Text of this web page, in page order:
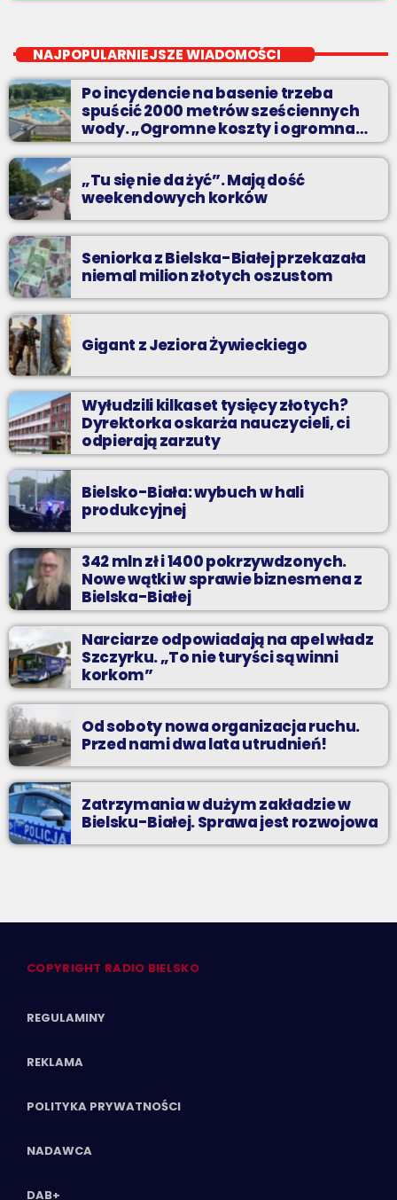
Kilkadziesiąt minut energetycznych beatów.
NAJPOPULARNIEJSZE WIADOMOŚCI
Po incydencie na basenie trzeba
spuścić 2000 metrów sześciennych
wody. „Ogromne koszty i ogromna
praca”
„Tu się nie da żyć”. Mają dość
weekendowych korków
Seniorka z Bielska-Białej przekazała
niemal milion złotych oszustom
Gigant z Jeziora Żywieckiego
Wyłudzili kilkaset tysięcy złotych?
Dyrektorka oskarża nauczycieli, ci
odpierają zarzuty
Bielsko-Biała: wybuch w hali
produkcyjnej
342 mln zł i 1400 pokrzywdzonych.
Nowe wątki w sprawie biznesmena z
Bielska-Białej
Narciarze odpowiadają na apel władz
Szczyrku. „To nie turyści są winni
korkom”
Od soboty nowa organizacja ruchu.
Przed nami dwa lata utrudnień!
Zatrzymania w dużym zakładzie w
Bielsku-Białej. Sprawa jest rozwojowa
COPYRIGHT RADIO BIELSKO
REGULAMINY
REKLAMA
POLITYKA PRYWATNOŚCI
NADAWCA
DAB+